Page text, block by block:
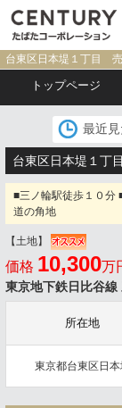
台東区日本堤１丁目 売
トップページ
最近
台東区日本堤１丁
■三ノ輪駅徒歩１０分
道の角地
【土地】
価格 10,300万
東京地下鉄日比谷
所在地
東京都台東区日本